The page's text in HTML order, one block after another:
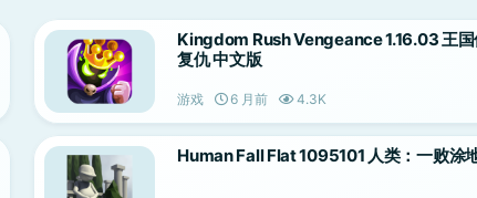
Kingdom Rush Vengeance 1.16.03 王
复仇 中文版
游戏 6 月前 4.3K
Human Fall Flat 1095101 人类：一败涂